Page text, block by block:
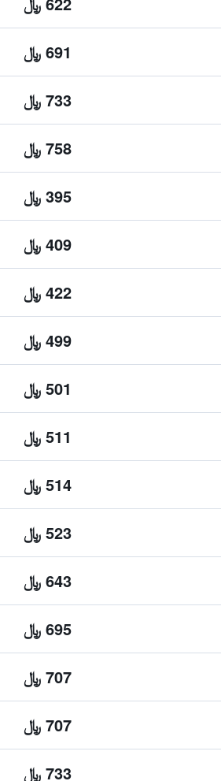
691 ﷼
733 ﷼
758 ﷼
395 ﷼
409 ﷼
422 ﷼
499 ﷼
501 ﷼
511 ﷼
514 ﷼
523 ﷼
643 ﷼
695 ﷼
707 ﷼
707 ﷼
733 ﷼